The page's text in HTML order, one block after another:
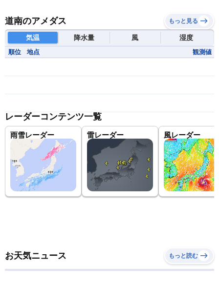
道南のアメダス もっと見る
気温 降水量 風 湿度
順位 地点 観測値
レーダーコンテンツ一覧
雨雪レーダー 雷レーダー 風レーダー
お天気ニュース もっと読む